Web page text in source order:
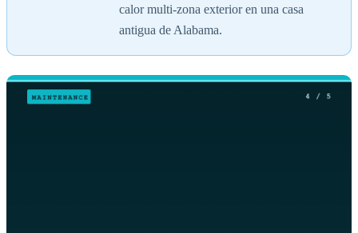
calor multi-zona exterior en una casa
antigua de Alabama.